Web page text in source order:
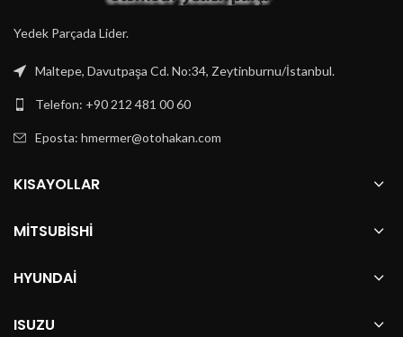
Yedek Parçada Lider.
Maltepe, Davutpaşa Cd. No:34, Zeytinburnu/İstanbul.
Telefon: +90 212 481 00 60
Eposta: hmermer@otohakan.com
KISAYOLLAR
MITSUBISHI
HYUNDAI
ISUZU